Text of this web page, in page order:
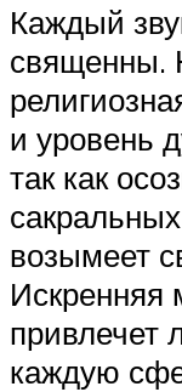
Каждый
священны.
и уровень
так как
возымеет
Искренняя
привлечет
каждую